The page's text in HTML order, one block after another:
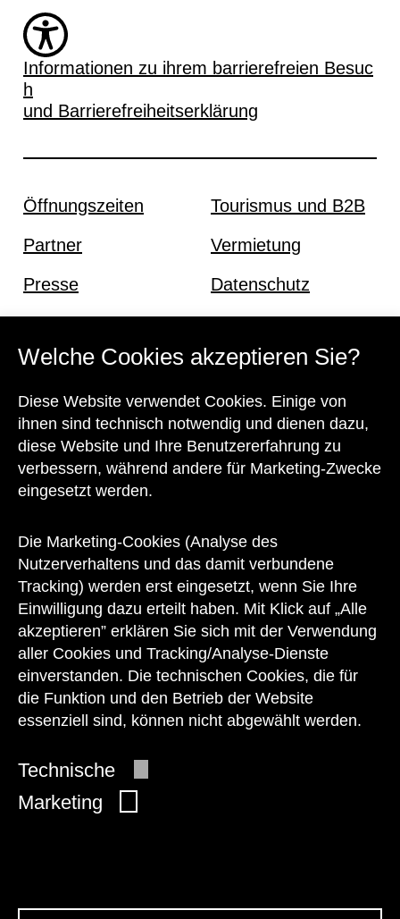
Welche Cookies akzeptieren Sie?
Diese Website verwendet Cookies. Einige von
ihnen sind technisch notwendig und dienen dazu,
diese Website und Ihre Benutzererfahrung zu
verbessern, während andere für Marketing-Zwecke
eingesetzt werden.
Die Marketing-Cookies (Analyse des
Nutzerverhaltens und das damit verbundene
Tracking) werden erst eingesetzt, wenn Sie Ihre
Einwilligung dazu erteilt haben. Mit Klick auf „Alle
akzeptieren” erklären Sie sich mit der Verwendung
aller Cookies und Tracking/Analyse-Dienste
einverstanden. Die technischen Cookies, die für
die Funktion und den Betrieb der Website
essenziell sind, können nicht abgewählt werden.
Technische
Marketing
Informationen zu ihrem barrierefreien Besuc
h
und Barrierefreiheitserklärung
Öffnungszeiten
Partner
Presse
Tourismus und B2B
Vermietung
Datenschutz
Kontakt
zu den Öffnungszeiten des Museums
auch telefonisch zur Verfügung:
+43 1 505 87 47 85173
service@wienmuseum.at